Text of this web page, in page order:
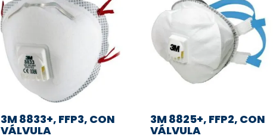
3M 8833+, FFP3, CON
VÁLVULA
3M 8825+, FFP2, CON
VÁLVULA